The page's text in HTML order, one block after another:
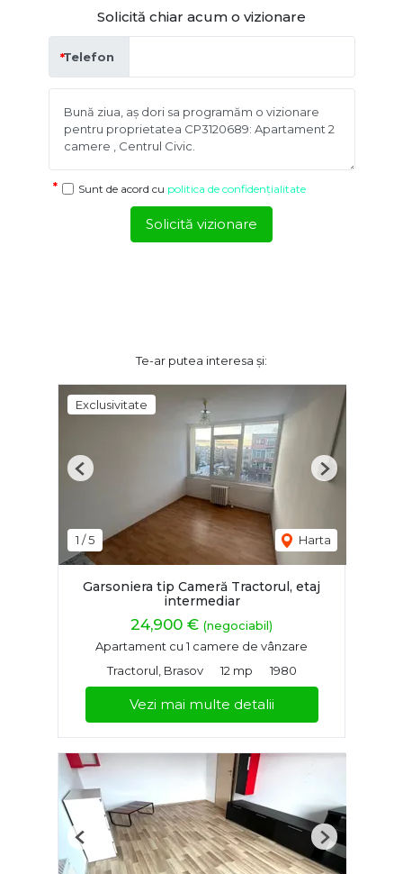
Solicită chiar acum o vizionare
Telefon
Sunt de acord cu politica de confidențialitate
Solicită vizionare
Te-ar putea interesa și:
Exclusivitate
1 /5 Harta
Previous Next
Garsoniera tip Cameră Tractorul, etaj
intermediar
24,900 € (negociabil)
Apartament cu 1 camere de vânzare
Tractorul, Brasov
12 mp 1980
Vezi mai multe detalii
Previous Next